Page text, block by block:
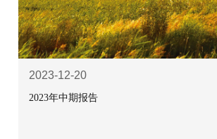
2023-12-20
2023年中期报告